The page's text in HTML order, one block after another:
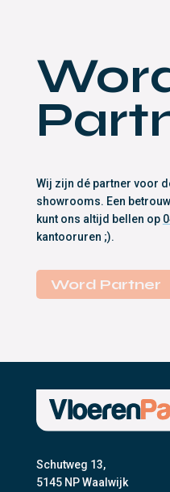
Wij zijn dé partner voor
showrooms. Een
kunt ons altijd bellen op
kantooruren ;).
Word Partner
Schutweg 13,
5145 NP Waalwijk